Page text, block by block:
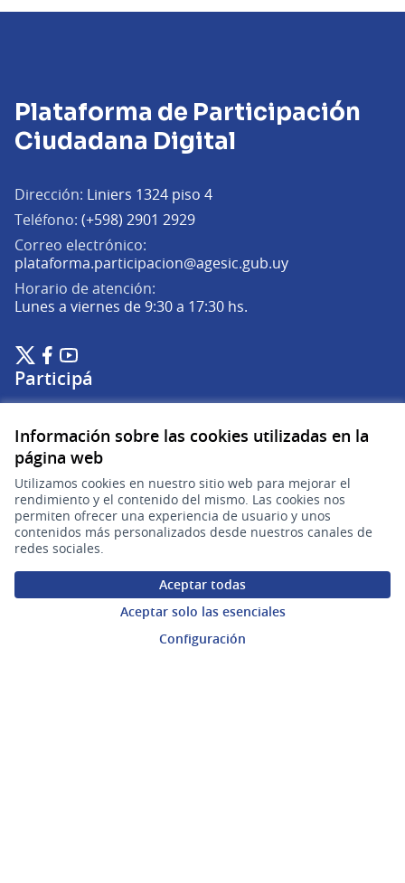
Información sobre las cookies utilizadas en la
página web
Utilizamos cookies en nuestro sitio web para mejorar el
rendimiento y el contenido del mismo. Las cookies nos
permiten ofrecer una experiencia de usuario y unos
contenidos más personalizados desde nuestros canales de
redes sociales.
Aceptar todas
Aceptar solo las esenciales
Configuración
Plataforma de Participación
Ciudadana Digital
Dirección: Liniers 1324 piso 4
Teléfono: (+598) 2901 2929
Correo electrónico:
plataforma.participacion@agesic.gub.uy(Abrir en una
Horario de atención:
Lunes a viernes de 9:30 a 17:30 hs.
Plataforma de Participación Ciudadana Digital en X
(Enlace externo)
Plataforma de Participación Ciudadana Digital en Facebook
(Enlace externo)
Plataforma de Participación Ciudadana Digital en
(Enlace externo)
Participá
Procesos
Ámbitos Participativos
Mi cuenta
Ingresar a la plataforma